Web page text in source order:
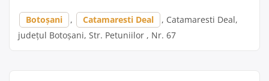
Botoșani , Catamaresti Deal
, Catamaresti Deal,
județul Botoșani, Str. Petuniilor , Nr. 67